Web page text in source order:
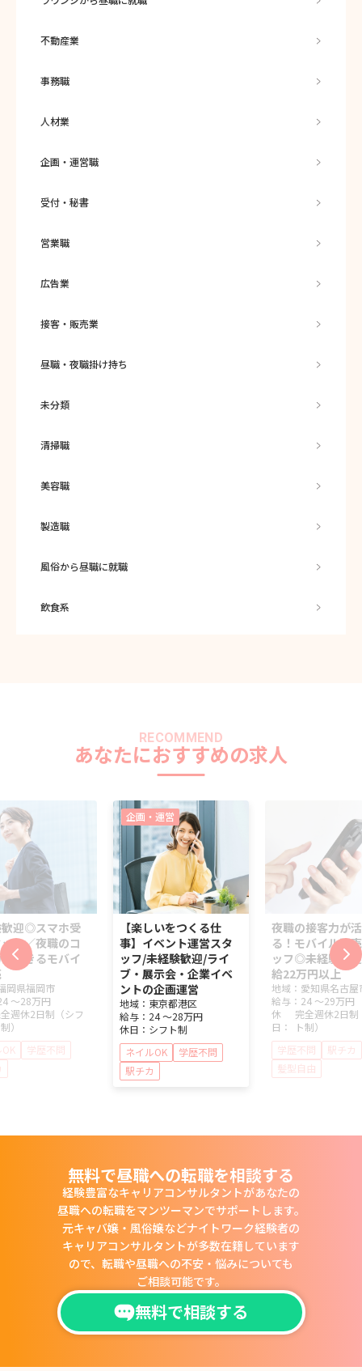
不動産業
事務職
人材業
企画・運営職
受付・秘書
営業職
広告業
接客・販売業
昼職・夜職掛け持ち
未分類
清掃職
美容職
製造職
風俗から昼職に就職
飲食系
RECOMMEND
あなたにおすすめの求人
迎◎スマホ受
フ／夜職のコ
活きるモバイ
岡県福岡市
～28万円
週休2日制（シフ
）
学歴不問
企画・運営
【楽しいをつくる仕
事】イベント運営スタ
ッフ/未経験歓迎/ライ
ブ・展示会・企業イベ
ントの企画運営
地域： 東京都港区
給与： 24 ～28万円
休日： シフト制
ネイルOK
学歴不問
駅チカ
夜職の接客力が
る！モバイル販
ッフ◎未経験歓
給22万円以上
地域： 愛知県名古屋
給与： 24 ～29万円
休
日：
完全週休2日制
ト制）
学歴不問
駅チカ
髪型自由
無料で昼職への転職を相談する
経験豊富なキャリアコンサルタントがあなたの
昼職への転職をマンツーマンでサポートします。
元キャバ嬢・風俗嬢などナイトワーク経験者の
キャリアコンサルタントが多数在籍しています
ので、 転職や昼職への不安・悩みについても
ご相談可能です。
無料で相談する